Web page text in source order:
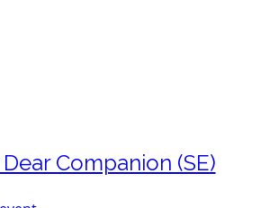
Companion (SE)